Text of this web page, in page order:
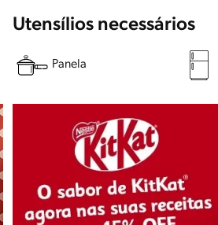
Utensílios necessários
Panela